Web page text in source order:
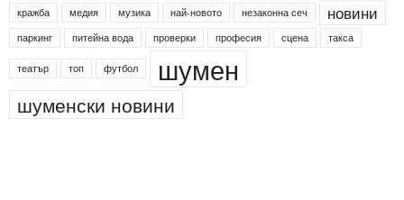
кражба медия музика най-новото незаконна сеч новини
паркинг питейна вода проверки професия сцена такса
театър топ футбол шумен
шуменски новини